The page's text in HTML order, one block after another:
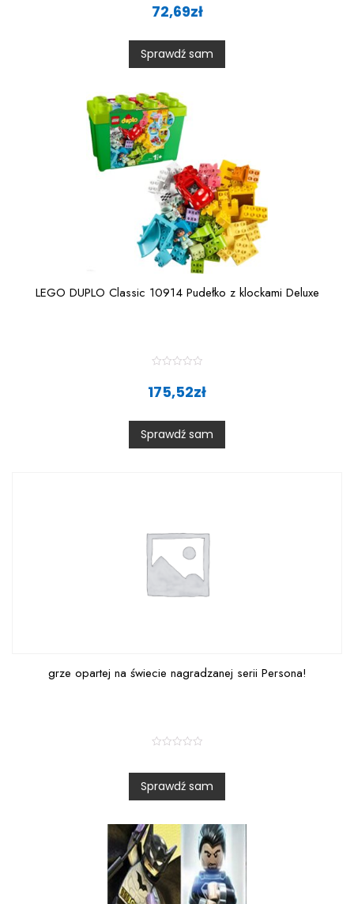
t
0
o
u
t
5
72,69zł
Sprawdź sam
LEGO DUPLO Classic 10914 Pudełko z klockami Deluxe
0
o
u
t
175,52zł
Sprawdź sam
grze opartej na świecie nagradzanej serii Persona!
t
e
d
0
t
o
f
5
Sprawdź sam